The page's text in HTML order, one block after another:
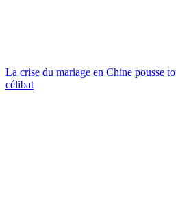
La crise du mariage en Chine pousse
célibat